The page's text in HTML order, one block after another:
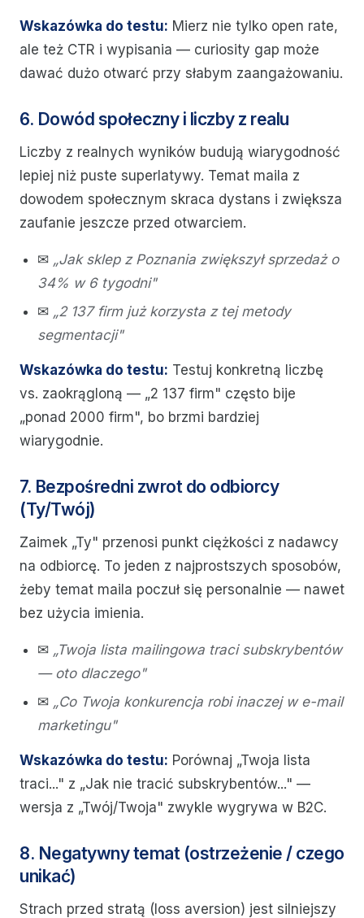
Wskazówka do testu: Mierz nie tylko open rate,
ale też CTR i wypisania — curiosity gap może
dawać dużo otwarć przy słabym zaangażowaniu.
6. Dowód społeczny i liczby z realu
Liczby z realnych wyników budują wiarygodność
lepiej niż puste superlatywy. Temat maila z
dowodem społecznym skraca dystans i zwiększa
zaufanie jeszcze przed otwarciem.
✉ „Jak sklep z Poznania zwiększył sprzedaż o
34% w 6 tygodni"
✉ „2 137 firm już korzysta z tej metody
segmentacji"
Wskazówka do testu: Testuj konkretną liczbę
vs. zaokrągloną — „2 137 firm" często bije
„ponad 2000 firm", bo brzmi bardziej
wiarygodnie.
7. Bezpośredni zwrot do odbiorcy
(Ty/Twój)
Zaimek „Ty" przenosi punkt ciężkości z nadawcy
na odbiorcę. To jeden z najprostszych sposobów,
żeby temat maila poczuł się personalnie — nawet
bez użycia imienia.
✉ „Twoja lista mailingowa traci subskrybentów
— oto dlaczego"
✉ „Co Twoja konkurencja robi inaczej w e-mail
marketingu"
Wskazówka do testu: Porównaj „Twoja lista
traci..." z „Jak nie tracić subskrybentów..." —
wersja z „Twój/Twoja" zwykle wygrywa w B2C.
8. Negatywny temat (ostrzeżenie / czego
unikać)
Strach przed stratą (loss aversion) jest silniejszy